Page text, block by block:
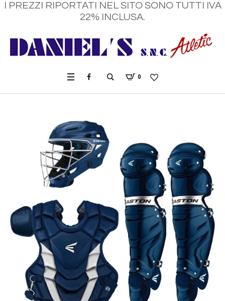
I PREZZI RIPORTATI NEL SITO SONO TUTTI IVA
22% INCLUSA.
0